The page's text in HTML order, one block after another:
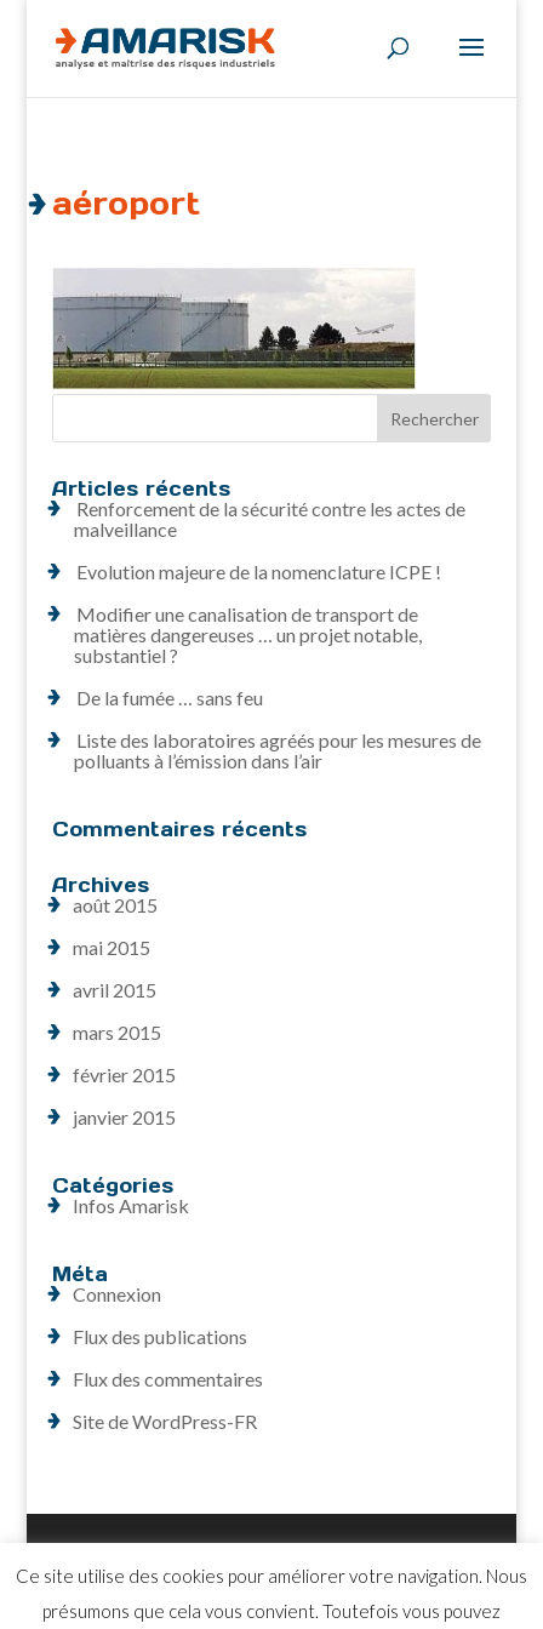
aéroport
Articles récents
Renforcement de la sécurité contre les actes de
malveillance
Evolution majeure de la nomenclature ICPE !
Modifier une canalisation de transport de
matières dangereuses … un projet notable,
substantiel ?
De la fumée … sans feu
Liste des laboratoires agréés pour les mesures de
polluants à l’émission dans l’air
Commentaires récents
Archives
août 2015
mai 2015
avril 2015
mars 2015
février 2015
janvier 2015
Catégories
Infos Amarisk
Méta
Connexion
Flux des publications
Flux des commentaires
Site de WordPress-FR
Accueil Contact
Plan du site
Mentions légales
Ce site utilise des cookies pour améliorer votre navigation. Nous
présumons que cela vous convient. Toutefois vous pouvez